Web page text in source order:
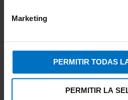
Marketing
PERMITIR TODAS
PERMITIR LA